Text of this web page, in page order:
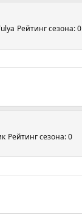
Рейтинг сезона: 0
Рейтинг сезона: 0